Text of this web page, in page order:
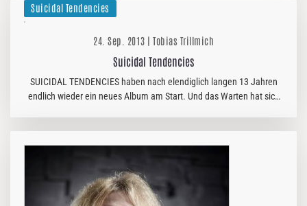
Suicidal Tendencies
24. Sep. 2013 | Tobias Trillmich
Suicidal Tendencies
SUICIDAL TENDENCIES haben nach elendiglich langen 13 Jahren
endlich wieder ein neues Album am Start. Und das Warten hat sich